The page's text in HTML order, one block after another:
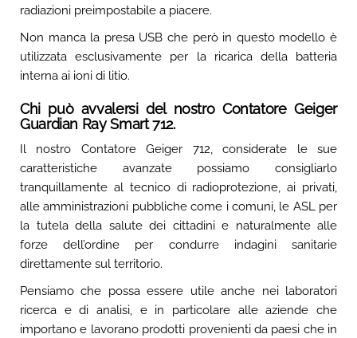
radiazioni preimpostabile a piacere.
Non manca la presa USB che però in questo modello è
utilizzata esclusivamente per la ricarica della batteria
interna ai ioni di litio.
Chi può avvalersi del nostro Contatore Geiger
Guardian Ray Smart 712.
Il nostro Contatore Geiger 712, considerate le sue
caratteristiche avanzate possiamo consigliarlo
tranquillamente al tecnico di radioprotezione, ai privati,
alle amministrazioni pubbliche come i comuni, le ASL per
la tutela della salute dei cittadini e naturalmente alle
forze dell’ordine per condurre indagini sanitarie
direttamente sul territorio.
Pensiamo che possa essere utile anche nei laboratori
ricerca e di analisi, e in particolare alle aziende che
importano e lavorano prodotti provenienti da paesi che in